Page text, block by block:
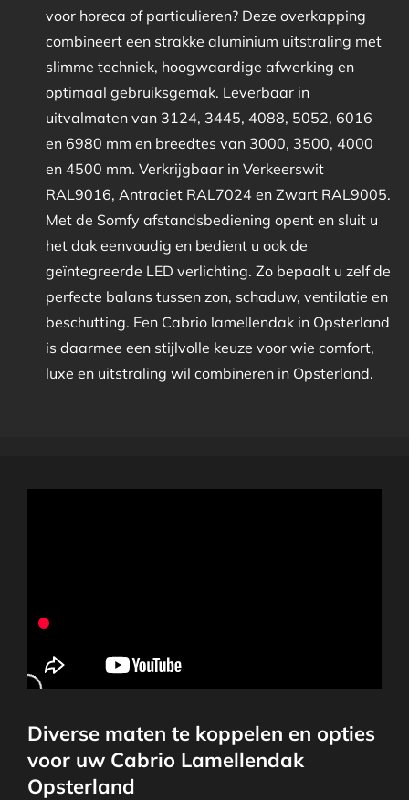
voor horeca of particulieren? Deze overkapping
combineert een strakke aluminium uitstraling met
slimme techniek, hoogwaardige afwerking en
optimaal gebruiksgemak. Leverbaar in
uitvalmaten van 3124, 3445, 4088, 5052, 6016
en 6980 mm en breedtes van 3000, 3500, 4000
en 4500 mm. Verkrijgbaar in Verkeerswit
RAL9016, Antraciet RAL7024 en Zwart RAL9005.
Met de Somfy afstandsbediening opent en sluit u
het dak eenvoudig en bedient u ook de
geïntegreerde LED verlichting. Zo bepaalt u zelf de
perfecte balans tussen zon, schaduw, ventilatie en
beschutting. Een Cabrio lamellendak in Opsterland
is daarmee een stijlvolle keuze voor wie comfort,
luxe en uitstraling wil combineren in Opsterland.
Diverse maten te koppelen en opties
voor uw Cabrio Lamellendak
Opsterland